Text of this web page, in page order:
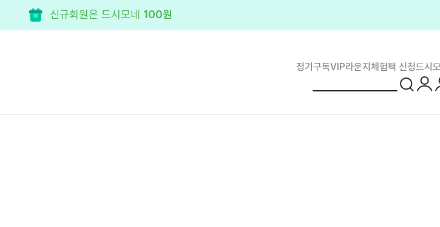
신규회원은 드시모네 100원
정기구독VIP라운지 체험팩 신청드시
로그